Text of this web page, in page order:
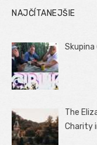
NAJČÍTANEJŠIE
The
Charity